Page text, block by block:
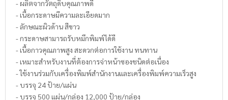
- ผลิตจากวัตถุดิบคุณภาพดี
- เนื้อกระดาษมีความละเอียดมาก
- ลักษณะผิวด้าน สีขาว
- กระดาษสามารถรับหมึกพิมพ์ได้ดี
- เนื้อกาวคุณภาพสูง สะดวกต่อการใช้งาน ทนทาน
- เหมาะสำหรับงานที่ต้องการจ่าหน้าซองชนิดต่อเนื่อง
- ใช้งานร่วมกับเครื่องพิมพ์สำนักงานและเครื่องพิมพ์ความเร็วสูง
- บรรจุ 24 ป้าย/แผ่น
- บรรจุ 500 แผ่น/กล่อง 12,000 ป้าย/กล่อง